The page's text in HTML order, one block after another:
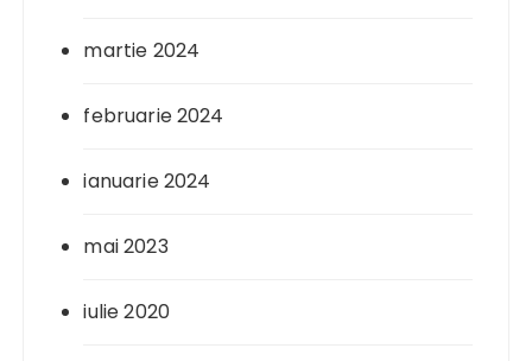
martie 2024
februarie 2024
ianuarie 2024
mai 2023
iulie 2020